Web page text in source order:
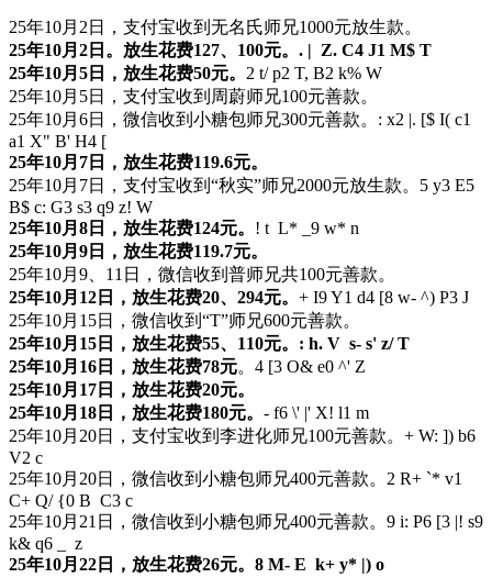
25年10月2日，支付宝收到无名氏师兄1000元放生款。
25年10月2日。放生花费127、100元。 . | Z. C4 J1 M$ T
25年10月5日，放生花费50元。 2 t/ p2 T, B2 k% W
25年10月5日，支付宝收到周蔚师兄100元善款。
25年10月6日，微信收到小糖包师兄300元善款。 : x2 |. [$ I( c1
a1 X" B' H4 [
25年10月7日，放生花费119.6元。
25年10月7日，支付宝收到“秋实”师兄2000元放生款。 5 y3 E5
B$ c: G3 s3 q9 z! W
25年10月8日，放生花费124元。 ! t L* _9 w* n
25年10月9日，放生花费119.7元。
25年10月9、11日，微信收到普师兄共100元善款。
25年10月12日，放生花费20、294元。 + I9 Y1 d4 [8 w- ^) P3 J
25年10月15日，微信收到“T”师兄600元善款。
25年10月15日，放生花费55、110元。 : h. V s- s' z/ T
25年10月16日，放生花费78元。 4 [3 O& e0 ^' Z
25年10月17日，放生花费20元。
25年10月18日，放生花费180元。 - f6 \' |' X! l1 m
25年10月20日，支付宝收到李进化师兄100元善款。 + W: ]) b6
V2 c
25年10月20日，微信收到小糖包师兄400元善款。 2 R+ `* v1
C+ Q/ {0 B C3 c
25年10月21日，微信收到小糖包师兄400元善款。 9 i: P6 [3 |! s9
k& q6 _ z
25年10月22日，放生花费26元。 8 M- E k+ y* |) o